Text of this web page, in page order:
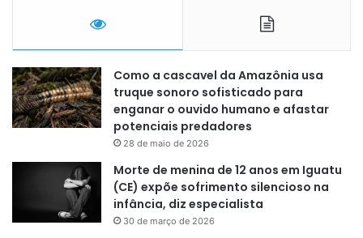
Como a cascavel da Amazônia usa
truque sonoro sofisticado para
enganar o ouvido humano e afastar
potenciais predadores
28 de maio de 2026
Morte de menina de 12 anos em Iguatu
(CE) expõe sofrimento silencioso na
infância, diz especialista
30 de março de 2026